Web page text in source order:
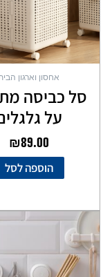
אחסון וארגון
סל כביסה
על
₪89.00
הוספה לסל